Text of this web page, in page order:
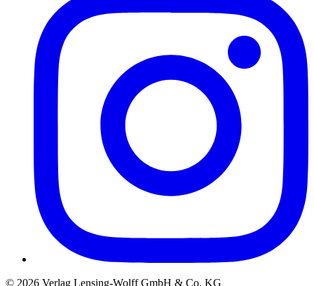
© 2026 Verlag Lensing-Wolff GmbH & Co. KG